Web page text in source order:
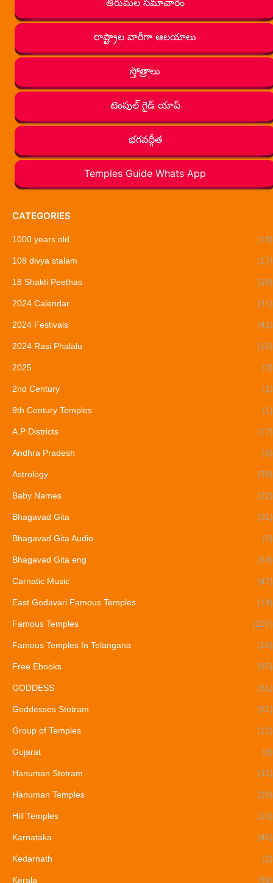
రాష్ట్రాల వారీగా ఆలయాలు
స్తోత్రాలు
టెంపుల్ గైడ్ యాప్
భగవద్గీత
Temples Guide Whats App
CATEGORIES
1000 years old (18)
108 divya stalam (17)
18 Shakti Peethas (28)
2024 Calendar (11)
2024 Festivals (41)
2024 Rasi Phalalu (16)
2025 (3)
2nd Century (1)
9th Century Temples (1)
A.P Districts (17)
Andhra Pradesh (5)
Astrology (38)
Baby Names (22)
Bhagavad Gita (91)
Bhagavad Gita Audio (8)
Bhagavad Gita eng (64)
Carnatic Music (47)
East Godavari Famous Temples (14)
Famous Temples (107)
Famous Temples In Telangana (16)
Free Ebooks (95)
GODDESS (51)
Goddesses Stotram (81)
Group of Temples (12)
Gujarat (8)
Hanuman Stotram (11)
Hanuman Temples (26)
Hill Temples (10)
Karnataka (46)
Kedarnath (2)
Kerala (36)